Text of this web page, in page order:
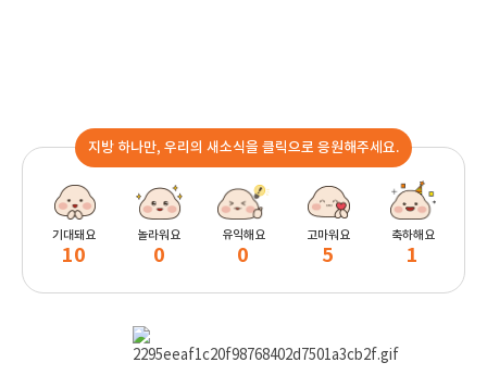
지방 하나만, 우리의 새소식을 클릭으로 응원해주세요.
기대돼요
10
놀라워요
0
유익해요
0
고마워요
5
축하해요
1